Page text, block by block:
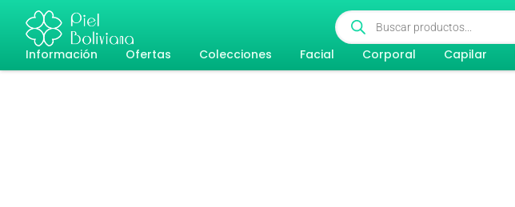
contenido
Búsqueda
de
productos
Información
Ofertas Colecciones Facial Corporal Capilar